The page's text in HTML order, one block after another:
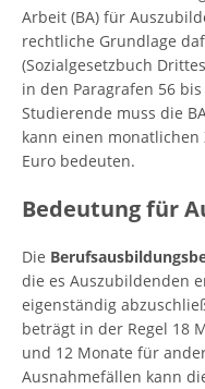
Arbeit (BA) für
rechtliche Grundlage
(Sozialgesetzbuch
in den Paragrafen 56
Studierende muss die
kann einen
Euro bedeuten.
Bedeutung für
Die
die es Auszubildenden
eigenständig
beträgt in der Regel 18
und 12 Monate für
Ausnahmefällen kann